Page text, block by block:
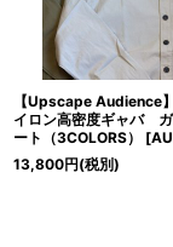
【Upscape Audience
イロン高密度ギャバ
ート（3COLORS）
[
13,800円(税別)